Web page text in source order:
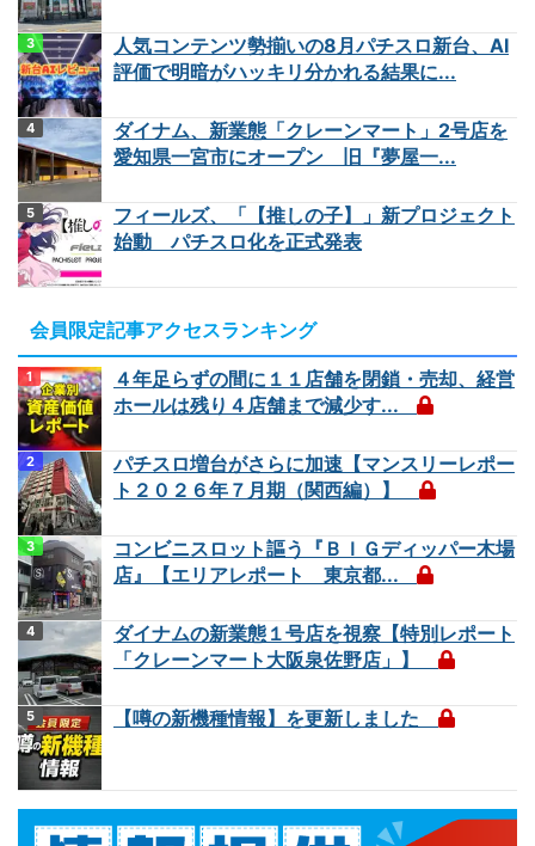
人気コンテンツ勢揃いの8月パチスロ新台、AI
評価で明暗がハッキリ分かれる結果に...
ダイナム、新業態「クレーンマート」2号店を
愛知県一宮市にオープン 旧『夢屋一...
フィールズ、「【推しの子】」新プロジェクト
始動 パチスロ化を正式発表
会員限定記事アクセスランキング
４年足らずの間に１１店舗を閉鎖・売却、経営
ホールは残り４店舗まで減少す...
パチスロ増台がさらに加速【マンスリーレポー
ト２０２６年７月期（関西編）】
コンビニスロット謳う『ＢＩＧディッパー木場
店』【エリアレポート 東京都...
ダイナムの新業態１号店を視察【特別レポート
「クレーンマート大阪泉佐野店」】
【噂の新機種情報】を更新しました